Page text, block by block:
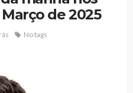
de 2025
No tags